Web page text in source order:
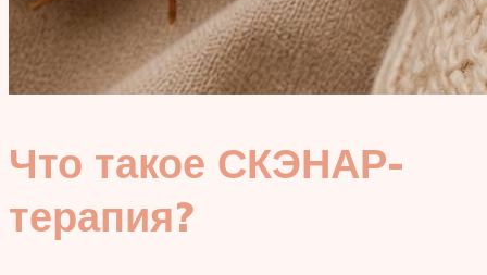
Что такое СКЭНАР-
терапия?